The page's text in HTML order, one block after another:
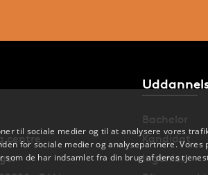
centre
Bachelor
Kandidat
Ingeniør
til sociale medier og til at analysere vores
for sociale medier og analysepartnere. Vores
de har indsamlet fra din brug af deres